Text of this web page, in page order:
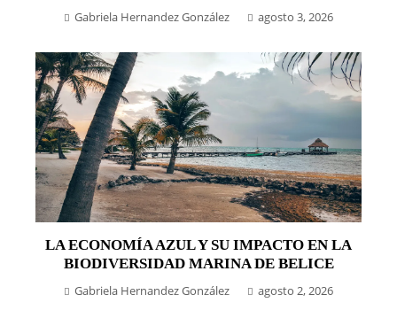
Gabriela Hernandez González agosto 3, 2026
LA ECONOMÍA AZUL Y SU IMPACTO EN LA
BIODIVERSIDAD MARINA DE BELICE
Gabriela Hernandez González agosto 2, 2026